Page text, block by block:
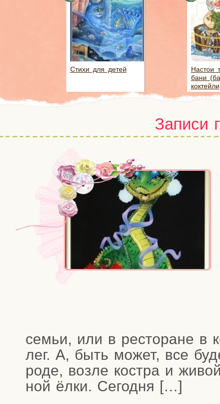
Стихи для детей
Настои
бани
Записи
семьи, или в ресто­ране в
лег. А, быть может, все
ро­де, воз­ле кост­ра и
ной ёлки. Сегодня […]